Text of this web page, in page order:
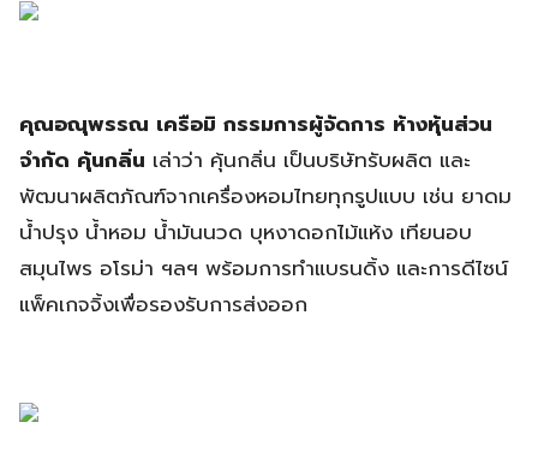
คุณอณุพรรณ เครือมิ กรรมการผู้จัดการ ห้างหุ้นส่วน
จำกัด คุ้นกลิ่น เล่าว่า คุ้นกลิ่น เป็นบริษัทรับผลิต และ
พัฒนาผลิตภัณฑ์จากเครื่องหอมไทยทุกรูปแบบ เช่น ยาดม
น้ำปรุง น้ำหอม น้ำมันนวด บุหงาดอกไม้แห้ง เทียนอบ
สมุนไพร อโรม่า ฯลฯ พร้อมการทำแบรนดิ้ง และการดีไซน์
แพ็คเกจจิ้งเพื่อรองรับการส่งออก